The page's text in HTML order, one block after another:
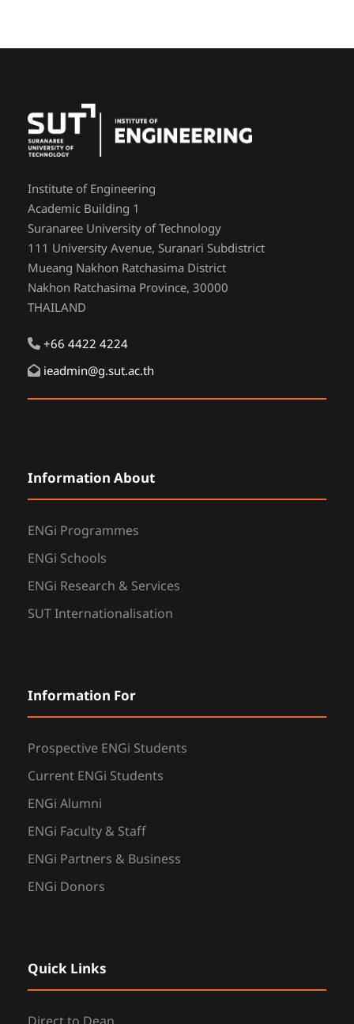
Institute of Engineering
Academic Building 1
Suranaree University of Technology
111 University Avenue, Suranari Subdistrict
Mueang Nakhon Ratchasima District
Nakhon Ratchasima Province, 30000
THAILAND
+66 4422 4224
ieadmin@g.sut.ac.th
Information About
ENGi Programmes
ENGi Schools
ENGi Research & Services
SUT Internationalisation
Information For
Prospective ENGi Students
Current ENGi Students
ENGi Alumni
ENGi Faculty & Staff
ENGi Partners & Business
ENGi Donors
Quick Links